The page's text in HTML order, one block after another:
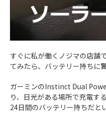
すぐに私が働くノジマの店舗
てみたら、バッテリー持ちに
ガーミンのInstinct Dual
り、日光がある場所で充電す
24日間のバッテリー持ちだと